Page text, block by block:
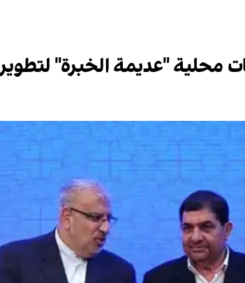
محلية "عديمة الخبرة"